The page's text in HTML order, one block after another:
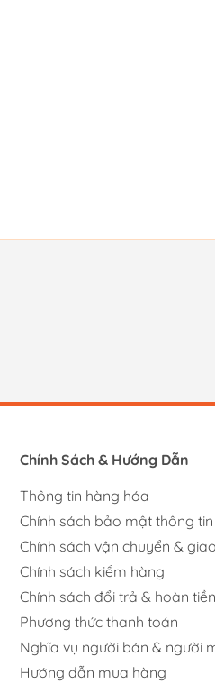
Chính Sách & Hướng Dẫn
Thông tin hàng hóa
Chính sách bảo mật thông tin
Chính sách vận chuyển &
Chính sách kiểm hàng
Chính sách đổi trả & hoàn tiền
Phương thức thanh toán
Nghĩa vụ người bán & người
Hướng dẫn mua hàng